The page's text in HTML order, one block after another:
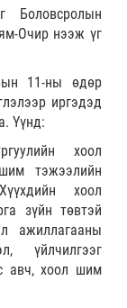
Боловсролын
Очир нээж үг
11-ны өдөр
иргэдэд
Үүнд:
хоол
тэжээлийн
хоол
зүйн төвтэй
ажиллагааны
үйлчилгээг
авч, хоол шим